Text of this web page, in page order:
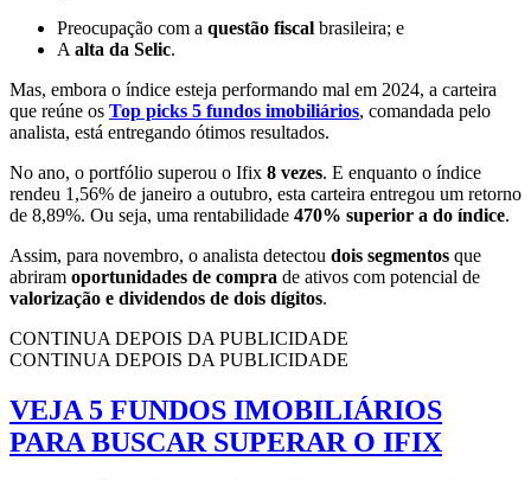
Preocupação com a questão fiscal brasileira; e
A alta da Selic.
Mas, embora o índice esteja performando mal em 2024, a carteira
que reúne os Top picks 5 fundos imobiliários, comandada pelo
analista, está entregando ótimos resultados.
No ano, o portfólio superou o Ifix 8 vezes. E enquanto o índice
rendeu 1,56% de janeiro a outubro, esta carteira entregou um retorno
de 8,89%. Ou seja, uma rentabilidade 470% superior a do índice.
Assim, para novembro, o analista detectou dois segmentos que
abriram oportunidades de compra de ativos com potencial de
valorização e dividendos de dois dígitos.
CONTINUA DEPOIS DA PUBLICIDADE
CONTINUA DEPOIS DA PUBLICIDADE
VEJA 5 FUNDOS IMOBILIÁRIOS
PARA BUSCAR SUPERAR O IFIX